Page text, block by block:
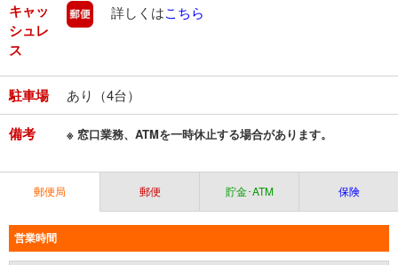
キャッ
シュレ
ス
郵便
詳しくはこちら
駐車場 あり（4台）
備考 ※ 窓口業務、ATMを一時休止する場合があります。
郵便局 郵便 貯金･ATM 保険
営業時間